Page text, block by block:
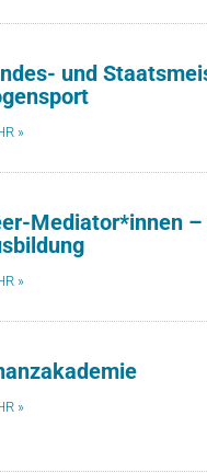
und
»
Mediator*innen
»
»